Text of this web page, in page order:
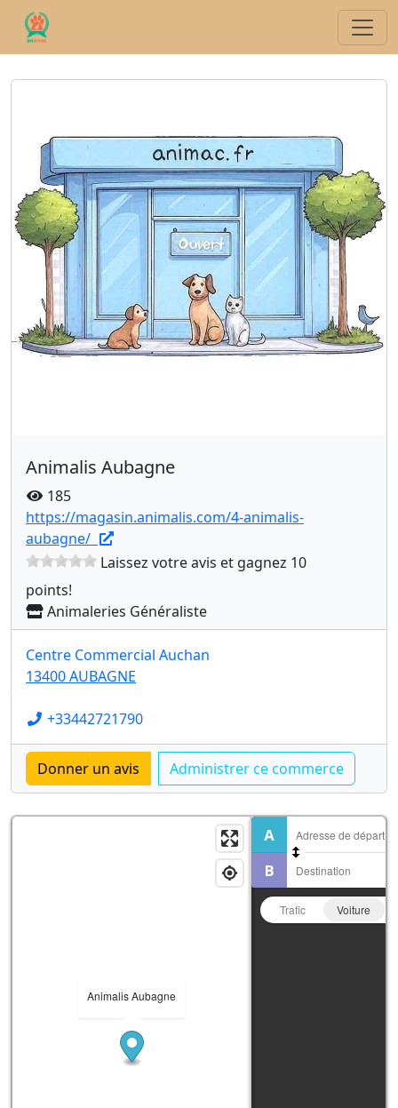
Animalis Aubagne
185
https://magasin.animalis.com/4-animalis-
aubagne/
Laissez votre avis et gagnez 10
points!
Animaleries Généraliste
Centre Commercial Auchan
13400 AUBAGNE
+33442721790
Animalis Aubagne
Trafic Voiture